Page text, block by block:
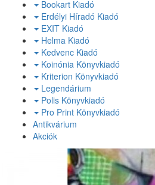
Bookart Kiadó
Erdélyi Híradó Kiadó
EXIT Kiadó
Helma Kiadó
Kedvenc Kiadó
Koinónia Könyvkiadó
Kriterion Könyvkiadó
Legendárium
Polis Könyvkiadó
Pro Print Könyvkiadó
Antikvárium
Akciók